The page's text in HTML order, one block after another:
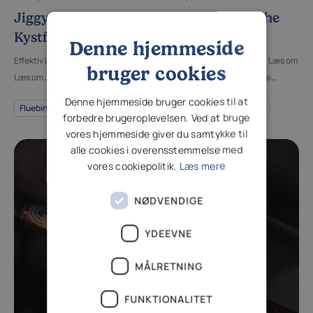
Jiggy the Sandeel:
Kystflue til Havørred
Effektiv kystflue til havørredfiskeri.
Læs om Jiggy the Sandeel og
Fluebinding
Fluefiskeri
Vaskebjørnen: The
Winter Racoon
Effektiv flue til vinterfiskeri. Læs om
designet og brugen af denne
Fluebinding
Fluefiskeri
På Kysten 04. September 2024
Denne hjemmeside
bruger cookies
Denne hjemmeside bruger cookies til at
forbedre brugeroplevelsen. Ved at bruge
vores hjemmeside giver du samtykke til
alle cookies i overensstemmelse med
vores cookiepolitik. Læs mere
NØDVENDIGE
YDEEVNE
MÅLRETNING
FUNKTIONALITET